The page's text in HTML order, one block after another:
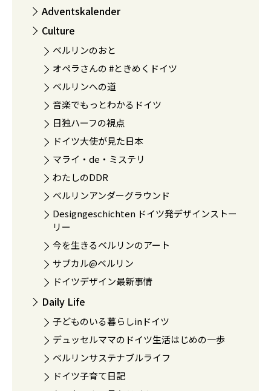
Adventskalender
Culture
ベルリンのおと
オペラさんの #ときめくドイツ
ベルリンへの道
音楽でもっとわかるドイツ
日独ハーフの視点
ドイツ大使が見た日本
マライ・de・ミステリ
わたしのDDR
ベルリンアンダーグラウンド
Designgeschichten ドイツ発デザインストー
リー
今を生きるベルリンのアート
サブカル@ベルリン
ドイツデザイン最新事情
Daily Life
子どものいる暮らしinドイツ
デュッセルママのドイツ生活はじめの一歩
ベルリンサステナブルライフ
ドイツ子育て日記